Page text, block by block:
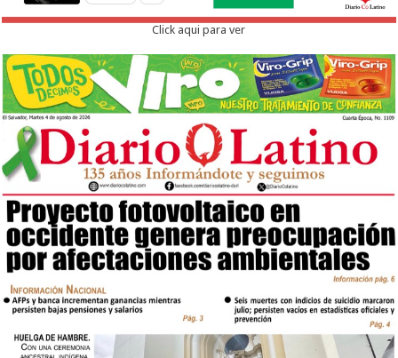
Click aqui para ver